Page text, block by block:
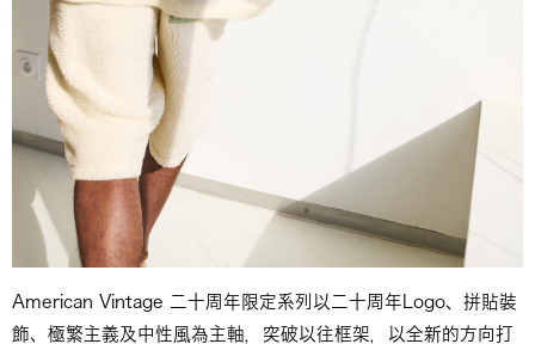
American Vintage 二十周年限定系列以二十周年Logo、拼貼裝
飾、極繁主義及中性風為主軸，突破以往框架，以全新的方向打